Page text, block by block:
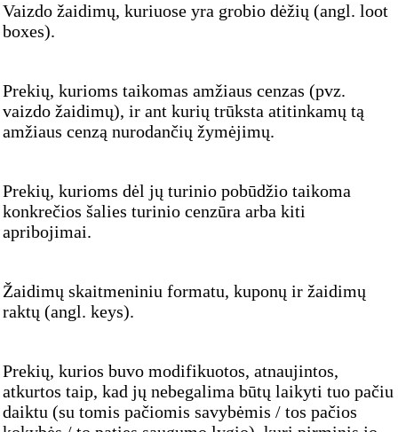
Vaizdo žaidimų, kuriuose yra grobio dėžių (angl. loot
boxes).
Prekių, kurioms taikomas amžiaus cenzas (pvz.
vaizdo žaidimų), ir ant kurių trūksta atitinkamų tą
amžiaus cenzą nurodančių žymėjimų.
Prekių, kurioms dėl jų turinio pobūdžio taikoma
konkrečios šalies turinio cenzūra arba kiti
apribojimai.
Žaidimų skaitmeniniu formatu, kuponų ir žaidimų
raktų (angl. keys).
Prekių, kurios buvo modifikuotos, atnaujintos,
atkurtos taip, kad jų nebegalima būtų laikyti tuo pačiu
daiktu (su tomis pačiomis savybėmis / tos pačios